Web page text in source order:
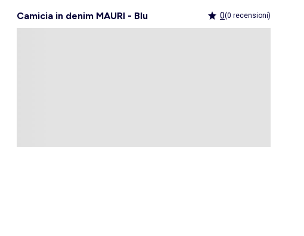
Camicia in denim MAURI - Blu 0(0 recensioni)